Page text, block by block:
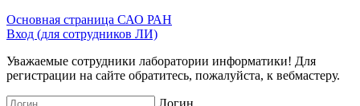
Основная страница САО РАН
Вход (для сотрудников ЛИ)
Уважаемые сотрудники лаборатории информатики! Для
регистрации на сайте обратитесь, пожалуйста, к вебмастеру.
Логин